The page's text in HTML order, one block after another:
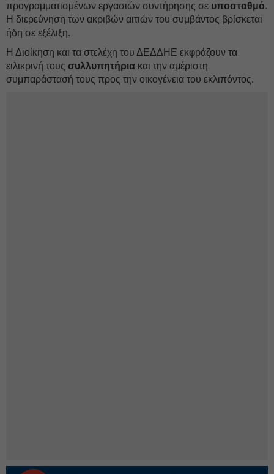
προγραμματισμένων εργασιών συντήρησης σε υποσταθμό.
Η διερεύνηση των ακριβών αιτιών του συμβάντος βρίσκεται
ήδη σε εξέλιξη.
Η Διοίκηση και τα στελέχη του ΔΕΔΔΗΕ εκφράζουν τα
ειλικρινή τους συλλυπητήρια και την αμέριστη
συμπαράστασή τους προς την οικογένεια του εκλιπόντος.